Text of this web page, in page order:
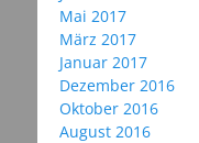
Mai 2017
März 2017
Januar 2017
Dezember 2016
Oktober 2016
August 2016